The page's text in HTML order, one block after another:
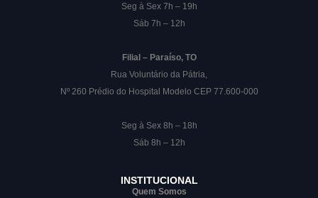
Seg à Sex 7h – 19h
Sáb 7h – 12h
Filial – Paraíso, TO
Rua Voluntário da Pátria,
Nº 260 Prédio do Hospital Modelo CEP 77.600-000
Seg à Sex 8h – 18h
Sáb 8h – 12h
INSTITUCIONAL
Quem Somos